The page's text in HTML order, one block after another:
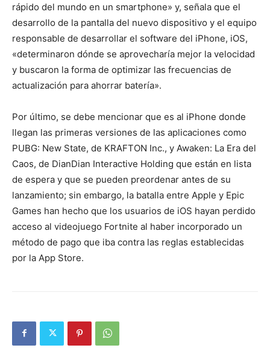
rápido del mundo en un smartphone» y, señala que el
desarrollo de la pantalla del nuevo dispositivo y el equipo
responsable de desarrollar el software del iPhone, iOS,
«determinaron dónde se aprovecharía mejor la velocidad
y buscaron la forma de optimizar las frecuencias de
actualización para ahorrar batería».
Por último, se debe mencionar que es al iPhone donde
llegan las primeras versiones de las aplicaciones como
PUBG: New State, de KRAFTON Inc., y Awaken: La Era del
Caos, de DianDian Interactive Holding que están en lista
de espera y que se pueden preordenar antes de su
lanzamiento; sin embargo, la batalla entre Apple y Epic
Games han hecho que los usuarios de iOS hayan perdido
acceso al videojuego Fortnite al haber incorporado un
método de pago que iba contra las reglas establecidas
por la App Store.